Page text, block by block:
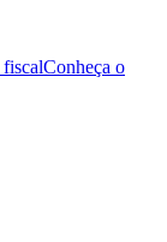
fiscalConheça o